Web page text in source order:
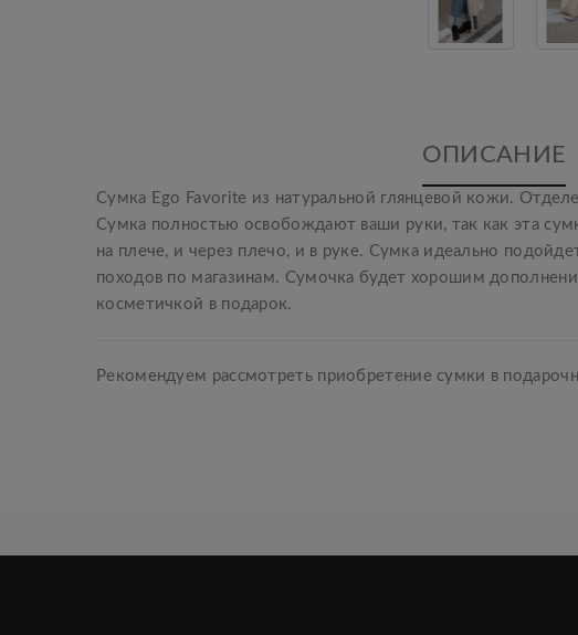
ОПИСАНИЕ
Сумка Ego Favorite из натуральной глянцевой кожи.
Сумка полностью освобождают ваши руки, так как эта
на плече, и через плечо, и в руке. Сумка идеально
походов по магазинам. Сумочка будет хорошим
косметичкой в подарок.
Рекомендуем рассмотреть приобретение сумки в